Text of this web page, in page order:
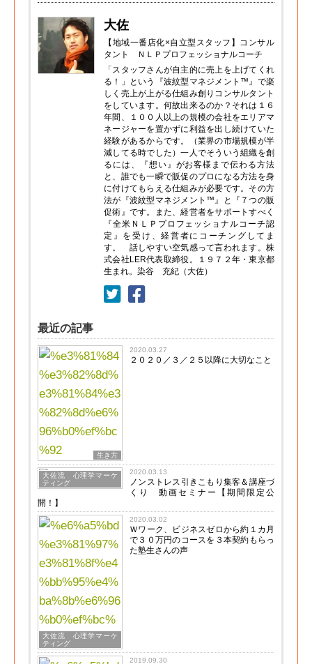
大佐
【地域一番店化×自立型スタッフ】コンサル
タント ＮＬＰプロフェッショナルコーチ
「スタッフさんが自主的に売上を上げてくれ
る！」という『波紋型マネジメント™』で楽
しく売上が上がる仕組み創りコンサルタント
をしています。何故出来るのか？それは１６
年間、１００人以上の規模の会社をエリアマ
ネージャーを置かずに利益を出し続けていた
経験があるからです。（業界の市場規模が半
減してる時でした）一人でそういう組織を創
るには、『想い』がお客様まで伝わる方法
と、誰でも一瞬で販促のプロになる方法を身
に付けてもらえる仕組みが必要です。その方
法が『波紋型マネジメント™』と『７つの販
促術』です。また、経営者をサポートすべく
『全米ＮＬＰプロフェッショナルコーチ認
定』を受け、経営者にコーチングしてま
す。 話しやすい空気感って言われます。株
式会社LER代表取締役。１９７２年・東京都
生まれ。染谷 充紀（大佐）
最近の記事
生き方
2020.03.27
２０２０／３／２５以降に大切なこと
大佐流 心理学マーケ
ティング
2020.03.13
ノンストレス引きこもり集客＆講座づ
くり 動画セミナー【期間限定公
開！】
大佐流 心理学マーケ
ティング
2020.03.02
Ｗワーク、ビジネスゼロから約１カ月
で３０万円のコースを３本契約もらっ
た塾生さんの声
2019.09.30